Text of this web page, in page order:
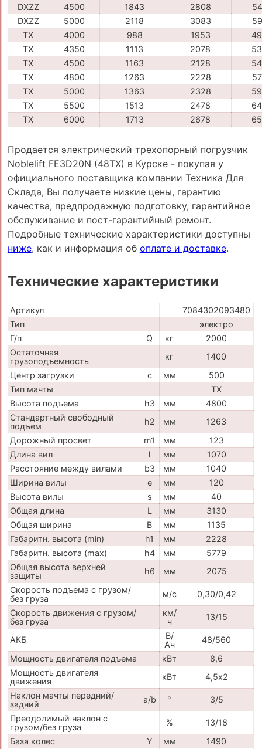
DXZZ 4500 1843 2808
DXZZ
5000 2118 3083
TX
4000 988 1953
TX
4350 1113 2078
TX
4500 1163 2128
TX
4800 1263 2228
TX
5000 1363 2328
TX
5500 1513 2478
TX
6000 1713 2678
Продается электрический трехопорный погрузчик
Noblelift FE3D20N (48TX) в Курске - покупая у
официального поставщика компании Техника Для
Склада, Вы получаете низкие цены, гарантию
качества, предпродажную подготовку, гарантийное
обслуживание и пост-гарантийный ремонт.
Подробные технические характеристики доступны
ниже, как и информация об оплате и доставке.
Технические характеристики
Артикул
7084302093480
Тип
электро
Г/п
Q кг
2000
Остаточная
грузоподъемность
кг
1400
Центр загрузки
c мм
500
Тип мачты
TX
Высота подъема
h3 мм
4800
Стандартный свободный
подъем
h2 мм
1263
Дорожный просвет
m1 мм
123
Длина вил
l мм
1070
Расстояние между вилами
b3 мм
1040
Ширина вилы
e мм
120
Высота вилы
s мм
40
Общая длина
L мм
3130
Общая ширина
B мм
1135
Габаритн. высота (min)
h1 мм
2228
Габаритн. высота (max)
h4 мм
5779
Общая высота верхней
защиты
h6 мм
2075
Скорость подъема с грузом/
без груза
м/с
0,30/0,42
Скорость движения с грузом/
без груза
км/
ч
13/15
АКБ
В/
Ач
48/560
Мощность двигателя подъема
кВт
8,6
Мощность двигателя
движения
кВт
4,5х2
Наклон мачты передний/
задний
a/b °
3/5
Преодолимый наклон с
грузом/без груза
%
13/18
База колес
Y мм
1490